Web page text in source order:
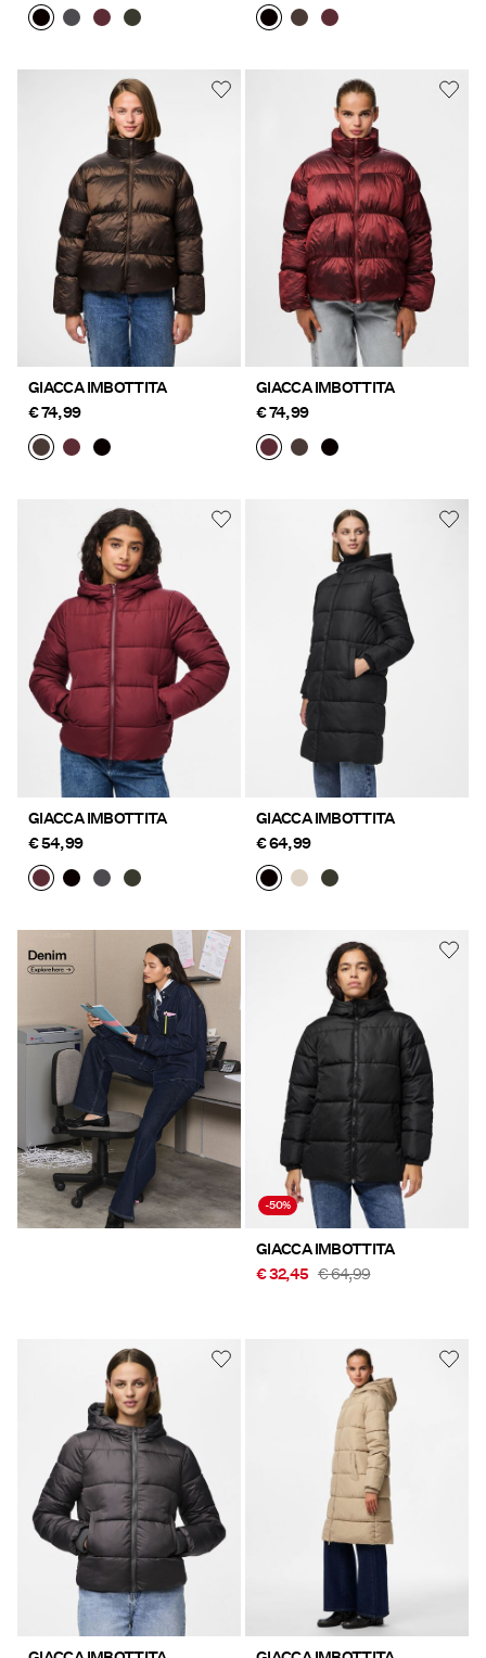
/
GIACCA IMBOTTITA
€ 74,99
GIACCA IMBOTTITA
€ 74,99
GIACCA IMBOTTITA
€ 54,99
GIACCA IMBOTTITA
€ 64,99
Denim Explore
https://www.pieces.com/it-
it/pc-denim-styles/
-50%
GIACCA IMBOTTITA
€ 32,45 € 64,99